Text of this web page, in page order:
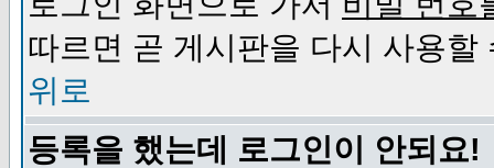
따르면 곧 게시판을 다시 사용할
위로
등록을 했는데 로그인이 안되요!